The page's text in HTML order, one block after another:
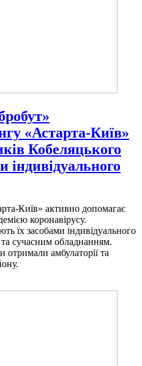
«Астарта-Київ»
Кобеляцького
індивідуального
Київ» активно допомагає
коронавірусу.
їх засобами індивідуального
та сучасним обладнанням.
амбулаторії та